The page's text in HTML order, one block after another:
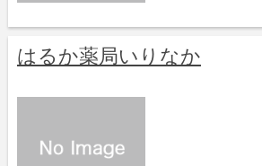
はるか薬局いりなか